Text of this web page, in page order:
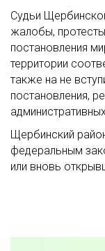
Судьи
жалобы,
постановления
территории
также на не
постановления,
Щербинский
федеральным
или вновь